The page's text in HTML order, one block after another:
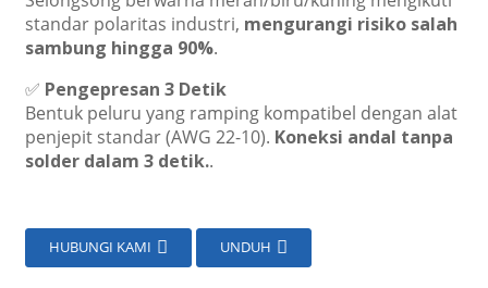
standar polaritas industri, mengurangi risiko salah
sambung hingga 90%.
✅ Pengepresan 3 Detik
Bentuk peluru yang ramping kompatibel dengan alat
penjepit standar (AWG 22-10). Koneksi andal tanpa
solder dalam 3 detik..
HUBUNGI KAMI UNDUH